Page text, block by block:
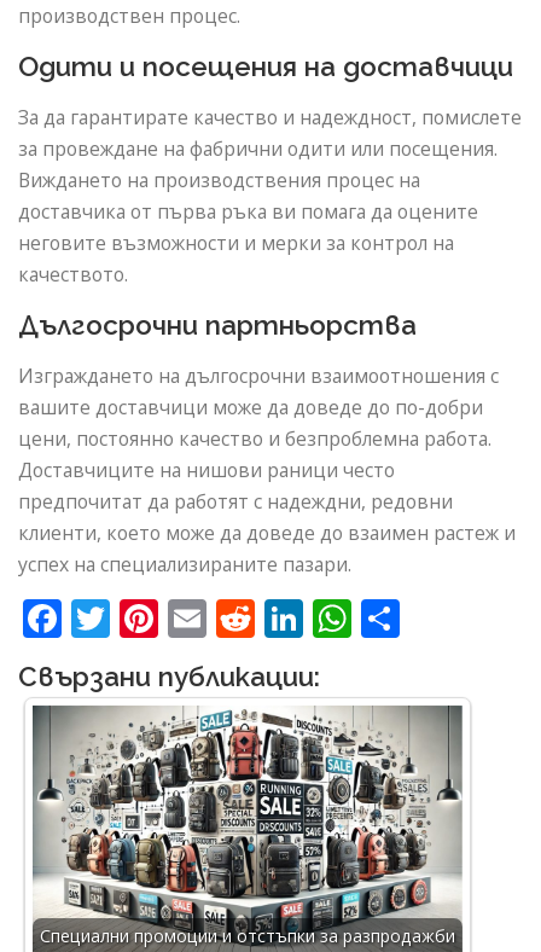
производствен процес.
Одити и посещения на доставчици
За да гарантирате качество и надеждност, помислете
за провеждане на фабрични одити или посещения.
Виждането на производствения процес на
доставчика от първа ръка ви помага да оцените
неговите възможности и мерки за контрол на
качеството.
Дългосрочни партньорства
Изграждането на дългосрочни взаимоотношения с
вашите доставчици може да доведе до по-добри
цени, постоянно качество и безпроблемна работа.
Доставчиците на нишови раници често
предпочитат да работят с надеждни, редовни
клиенти, което може да доведе до взаимен растеж и
успех на специализираните пазари.
Facebook
Twitter
Pinterest
EmailReddit
LinkedIn
WhatsApp
Свързани публикации:
Специални промоции и отстъпки за разпродажби